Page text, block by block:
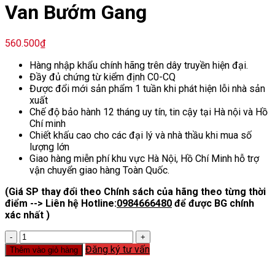
Van Bướm Gang
560.500₫
Hàng nhập khẩu chính hãng trên dây truyền hiện đại.
Đầy đủ chứng từ kiểm định C0-CQ
Được đổi mới sản phẩm 1 tuần khi phát hiện lỗi nhà sản
xuất
Chế độ bảo hành 12 tháng uy tín, tin cậy tại Hà nội và Hồ
Chí minh
Chiết khấu cao cho các đại lý và nhà thầu khi mua số
lượng lớn
Giao hàng miễn phí khu vực Hà Nội, Hồ Chí Minh hỗ trợ
vận chuyển giao hàng Toàn Quốc.
(Giá SP thay đổi theo Chính sách của hãng theo từng thời
điểm --> Liên hệ Hotline:0984666480 để được BG chính
xác nhất )
Van
Bướm
Thêm vào giỏ hàng
Đăng ký tư vấn